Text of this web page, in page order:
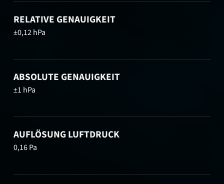
RELATIVE GENAUIGKEIT
±0,12 hPa
ABSOLUTE GENAUIGKEIT
±1 hPa
AUFLÖSUNG LUFTDRUCK
0,16 Pa